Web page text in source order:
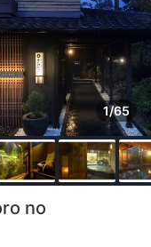
1/65
no